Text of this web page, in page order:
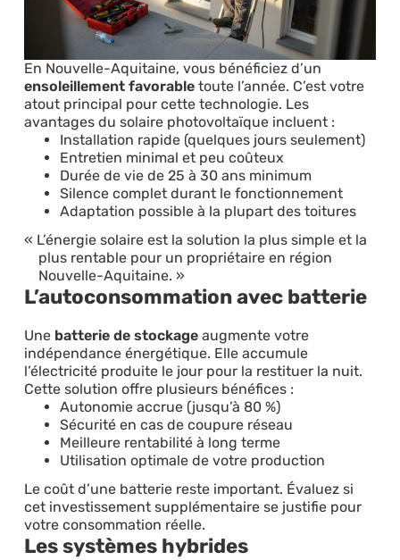
En Nouvelle-Aquitaine, vous bénéficiez d’un
ensoleillement favorabletoute l’année. C’est votre
atout principal pour cette technologie. Les
avantages du solaire photovoltaïque incluent :
Installation rapide (quelques jours seulement)
Entretien minimal et peu coûteux
Durée de vie de 25 à 30 ans minimum
Silence complet durant le fonctionnement
Adaptation possible à la plupart des toitures
L’énergie solaire est la solution la plus simple et la
plus rentable pour un propriétaire en région
Nouvelle-Aquitaine.
L’autoconsommation avec batterie
Une batterie de stockageaugmente votre
indépendance énergétique. Elle accumule
l’électricité produite le jour pour la restituer la nuit.
Cette solution offre plusieurs bénéfices :
Autonomie accrue (jusqu’à 80 %)
Sécurité en cas de coupure réseau
Meilleure rentabilité à long terme
Utilisation optimale de votre production
Le coût d’une batterie reste important. Évaluez si
cet investissement supplémentaire se justifie pour
votre consommation réelle.
Les systèmes hybrides